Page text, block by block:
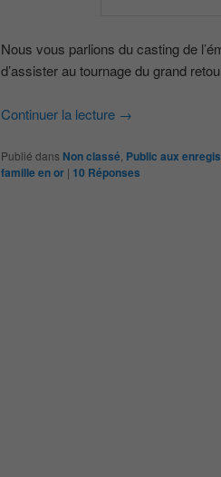
Nous vous parlions du casting de
d’assister au tournage du grand
Continuer la lecture →
Publié dans Non classé Public aux
famille en or | 10 Réponses